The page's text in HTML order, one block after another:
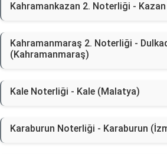
Kahramankazan 2. Noterliği -
Kahramanmaraş 2. Noterliği -
(Kahramanmaraş)
Kale Noterliği - Kale (Malatya)
Karaburun Noterliği - Karaburun